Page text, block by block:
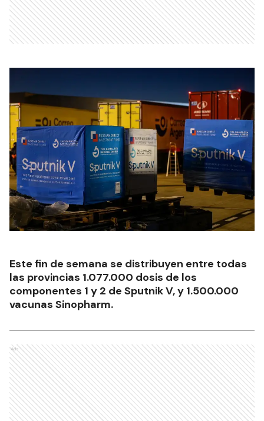
Este fin de semana se distribuyen entre todas
las provincias 1.077.000 dosis de los
componentes 1 y 2 de Sputnik V, y 1.500.000
vacunas Sinopharm.
Ads